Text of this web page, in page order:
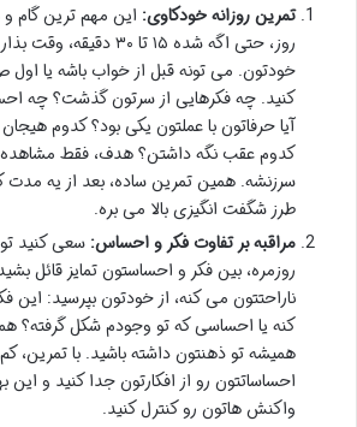
تمرین روزانه خودکاوی: این مهم ترین گام
روز، حتی اگه شده ۱۵ تا ۳۰
خودتون. می تونه قبل از خواب باشه یا اول
کنید. چه فکرهایی از سرتون گذشت؟ چه
آیا حرفاتون با عملتون یکی بود؟ کدوم
کدوم عقب نگه داشتن؟ هدف، فقط
سرزنشه. همین تمرین ساده، بعد از یه مدت
طرز شگفت انگیزی بالا می بره.
مراقبه بر تفاوت فکر و احساس: سعی کنید
روزمره، بین فکر و احساستون تمایز قائل
ناراحتتون می کنه، از خودتون بپرسید: این
کنه یا احساسی که تو وجودم شکل گرفته؟
همیشه تو ذهنتون داشته باشید. با تمرین،
احساساتتون رو از افکارتون جدا کنید و
واکنش هاتون رو کنترل کنید.